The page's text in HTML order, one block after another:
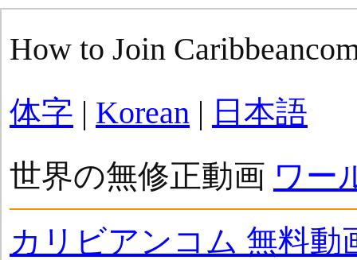
How to Join
体字 | Korean | 日本語
世界の無修正動画 ワー
カリビアンコム 無料動